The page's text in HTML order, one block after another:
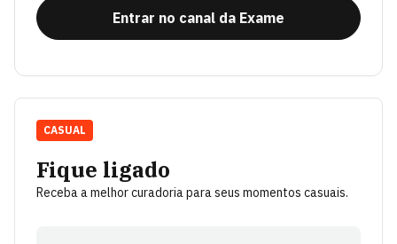
Entrar no canal da Exame
Fique ligado
Receba a melhor curadoria para seus momentos casuais.
CASUAL